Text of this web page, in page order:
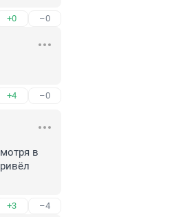
+0 –0
+4 –0
в
+3 –4